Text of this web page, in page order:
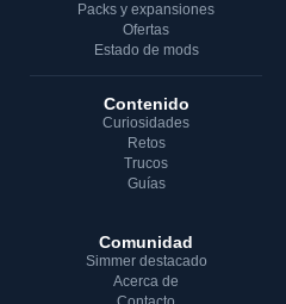
Packs y expansiones
Ofertas
Estado de mods
Contenido
Curiosidades
Retos
Trucos
Guías
Comunidad
Simmer destacado
Acerca de